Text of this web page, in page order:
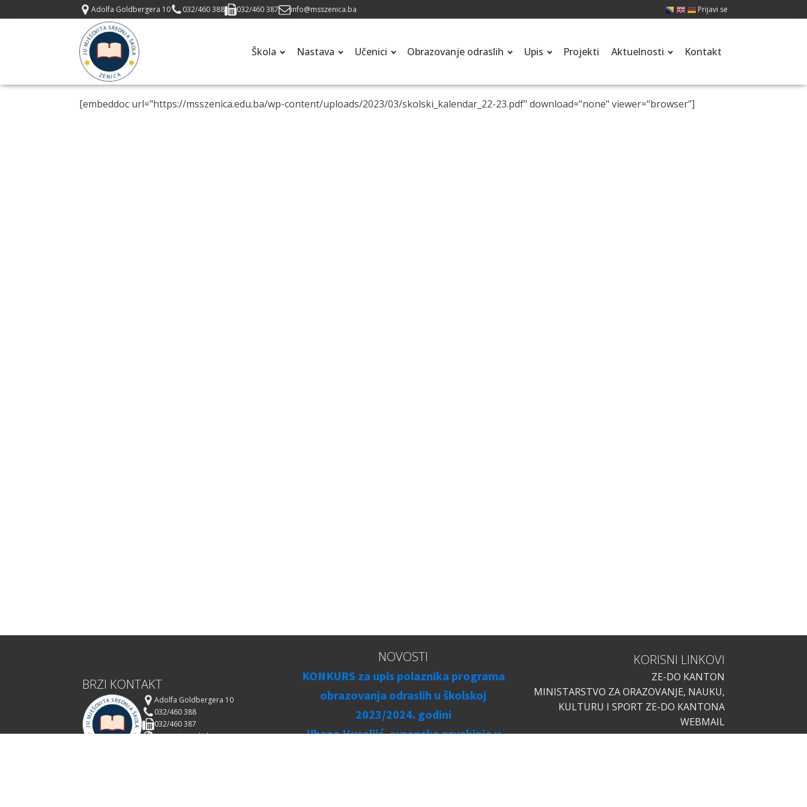
Adolfa Goldbergera 10 032/460 388 032/460 387 info@msszenica.ba Prijavi se
Škola Nastava Učenici Obrazovanje odraslih Upis Projekti Aktuelnosti Kontakt
[embeddoc url="https://msszenica.edu.ba/wp-content/uploads/2023/03/skolski_kalendar_22-23.pdf" download="none" viewer="browser"]
BRZI KONTAKT
Adolfa Goldbergera 10
032/460 388
032/460 387
msszenica.edu.ba
NOVOSTI
KONKURS za upis polaznika programa
obrazovanja odraslih u školskoj
2023/2024. godini
Ilhana Huseljić, evropska prvakinja u
KORISNI LINKOVI
ZE-DO KANTON
MINISTARSTVO ZA ORAZOVANJE, NAUKU,
KULTURU I SPORT ZE-DO KANTONA
WEBMAIL